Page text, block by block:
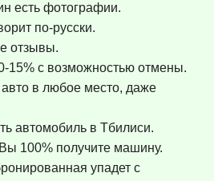
есть фотографии.
по-русски.
отзывы.
15% с возможностью отмены.
авто в любое место, даже
автомобиль в Тбилиси.
100% получите машину.
упадет с